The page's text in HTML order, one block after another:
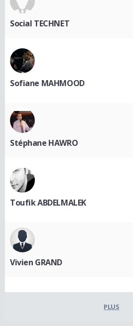
Social TECHNET
Sofiane MAHMOOD
Stéphane HAWRO
Toufik ABDELMALEK
Vivien GRAND
PLUS